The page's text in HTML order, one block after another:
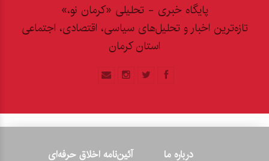
پایگاه خبری - تحلیلی «کرمان نو،»
تازه‌ترین اخبار و تحلیل‌های سیاسی، اقتصادی، اجتماعی
استان کرمان
درباره ما آئین‌نامه اخلاق حرفه‌ای